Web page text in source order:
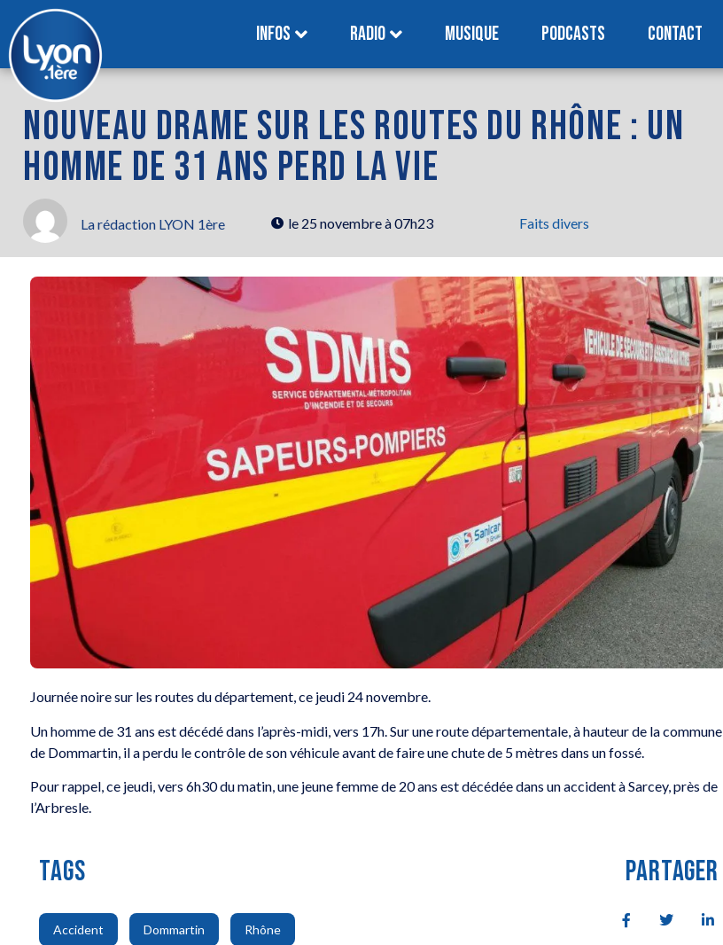
INFOS RADIO MUSIQUE PODCASTS CONTACT
NOUVEAU DRAME SUR LES ROUTES DU RHÔNE : UN
HOMME DE 31 ANS PERD LA VIE
La rédaction LYON 1ère le 25 novembre à 07h23 Faits divers
Journée noire sur les routes du département, ce jeudi 24 novembre.
Un homme de 31 ans est décédé dans l’après-midi, vers 17h. Sur une route départementale, à hauteur de la commune
de Dommartin, il a perdu le contrôle de son véhicule avant de faire une chute de 5 mètres dans un fossé.
Pour rappel, ce jeudi, vers 6h30 du matin, une jeune femme de 20 ans est décédée dans un accident à Sarcey, près de
l’Arbresle.
TAGS
Accident
,
Dommartin
,
Rhône
PARTAGER